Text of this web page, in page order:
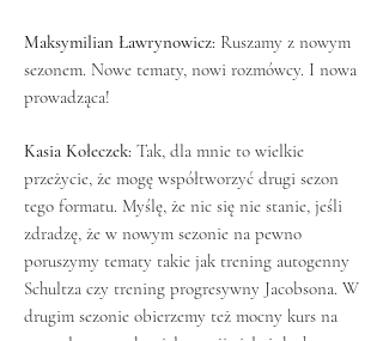
Maksymilian Ławrynowicz: Ruszamy z nowym
sezonem. Nowe tematy, nowi rozmówcy. I nowa
prowadząca!
Kasia Kołeczek: Tak, dla mnie to wielkie
przeżycie, że mogę współtworzyć drugi sezon
tego formatu. Myślę, że nic się nie stanie, jeśli
zdradzę, że w nowym sezonie na pewno
poruszymy tematy takie jak trening autogenny
Schultza czy trening progresywny Jacobsona. W
drugim sezonie obierzemy też mocny kurs na